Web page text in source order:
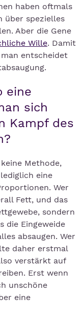
haben oftmals
über spezielles
Aber die Gene
Wille. Damit
entscheidet
eine
sich
Kampf des
Methode,
eine
Wer
Fett, und das
sondern
die Eingeweide
absaugen. Wer
daher erstmal
verstärkt auf
Erst wenn
unschöne
eine